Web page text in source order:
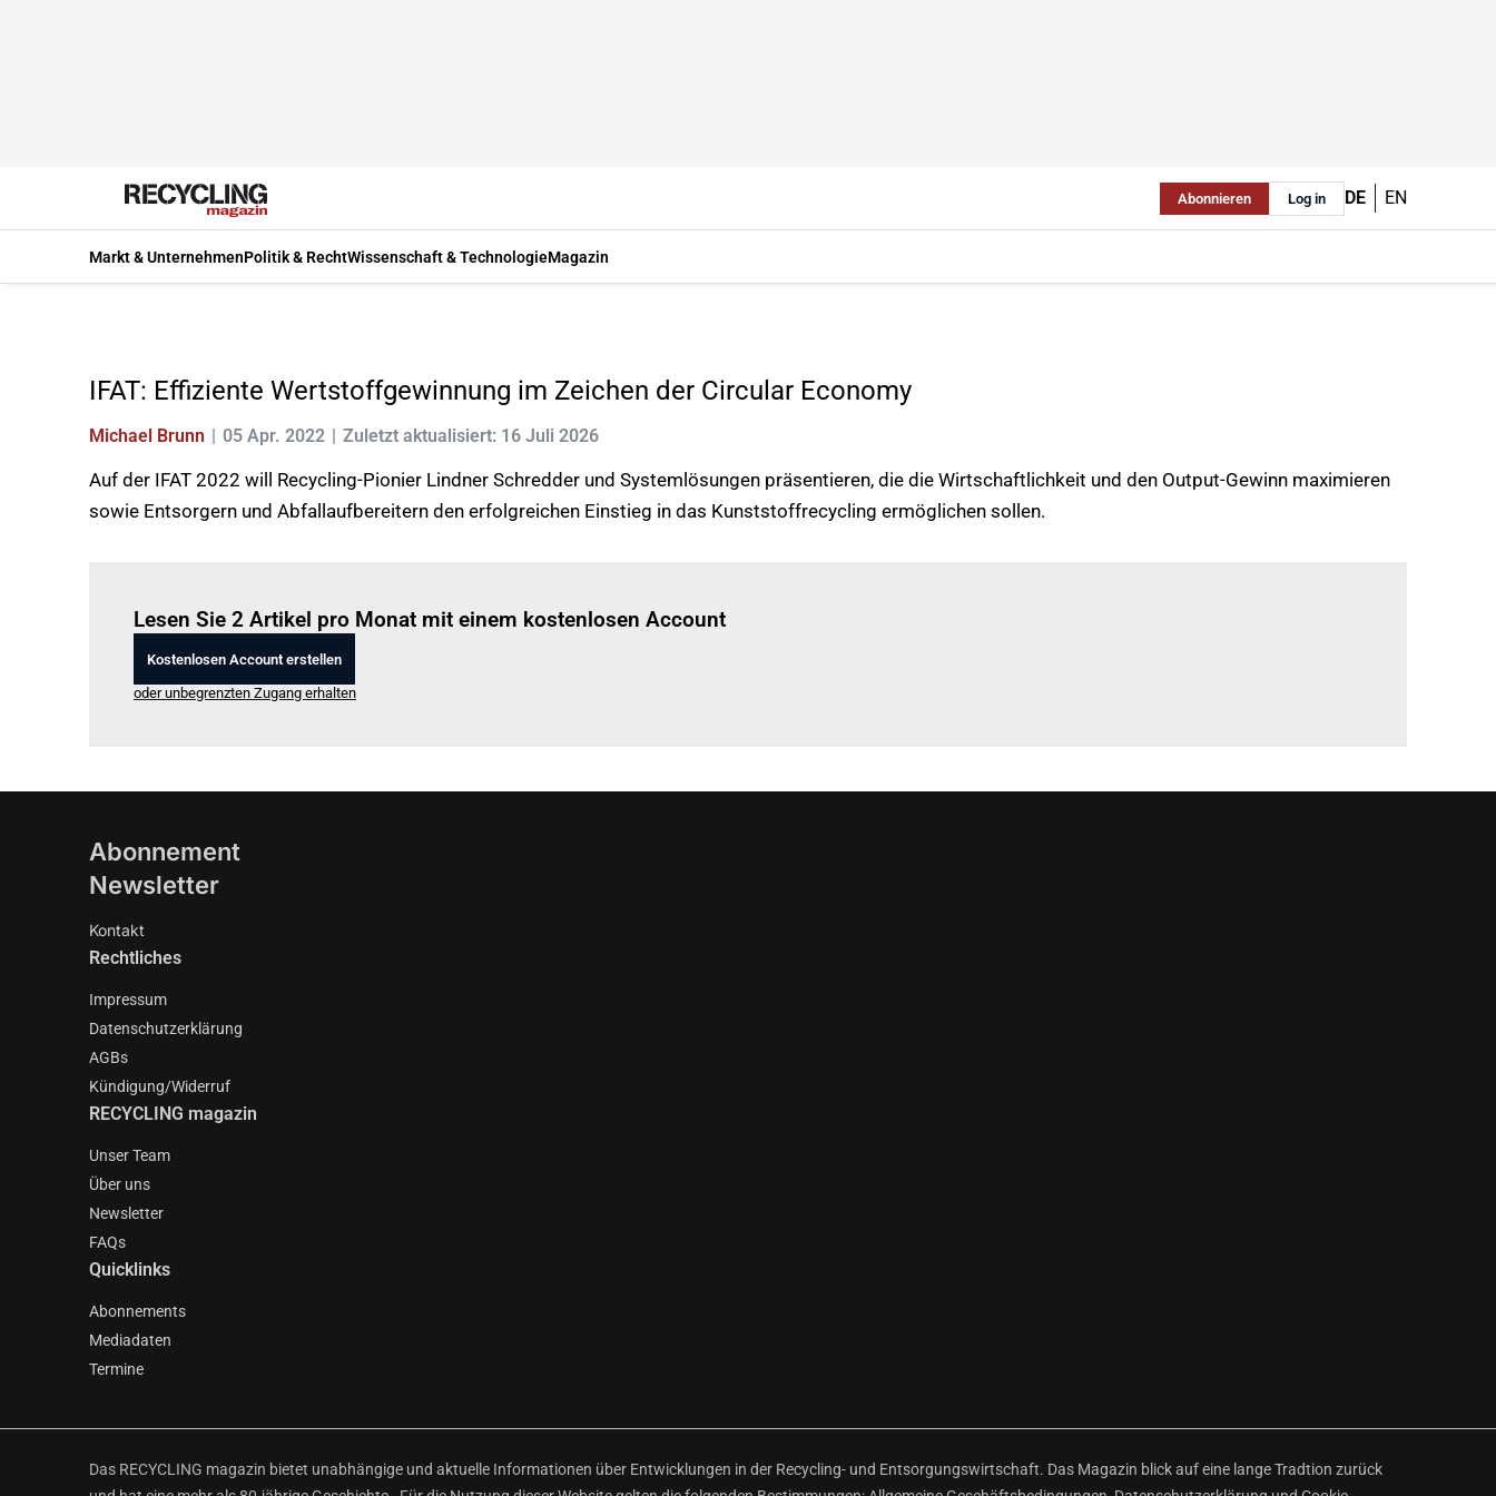
Abonnieren Log in DE EN
Markt & UnternehmenPolitik & RechtWissenschaft & TechnologieMagazin
IFAT: Effiziente Wertstoffgewinnung im Zeichen der Circular Economy
Michael Brunn 05 Apr. 2022 Zuletzt aktualisiert: 16 Juli 2026
Auf der IFAT 2022 will Recycling-Pionier Lindner Schredder und Systemlösungen präsentieren, die die Wirtschaftlichkeit und den Output-Gewinn maximieren
sowie Entsorgern und Abfallaufbereitern den erfolgreichen Einstieg in das Kunststoffrecycling ermöglichen sollen.
Lesen Sie 2 Artikel pro Monat mit einem kostenlosen Account
Kostenlosen Account erstellen
oder unbegrenzten Zugang erhalten
Abonnement
Newsletter
Kontakt
Rechtliches
Impressum
Datenschutzerklärung
AGBs
Kündigung/Widerruf
RECYCLING magazin
Unser Team
Über uns
Newsletter
FAQs
Quicklinks
Abonnements
Mediadaten
Termine
Das RECYCLING magazin bietet unabhängige und aktuelle Informationen über Entwicklungen in der Recycling- und Entsorgungswirtschaft. Das Magazin blick auf eine lange Tradtion zurück